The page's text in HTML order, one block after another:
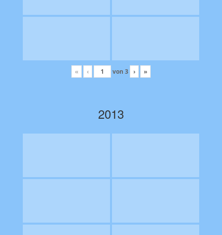
« ‹ von 3 › »
2013